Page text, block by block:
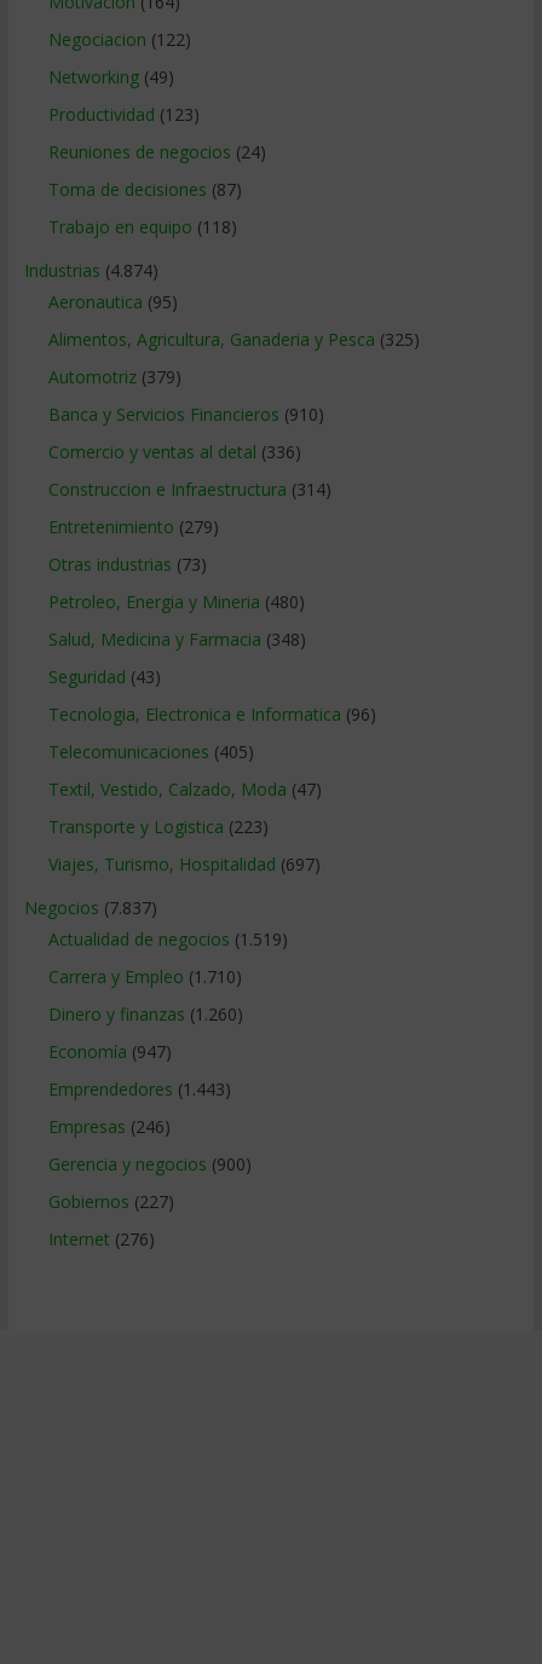
Negociacion (122)
Networking(49)
Productividad (123)
Reuniones de negocios (24)
Toma de decisiones (87)
Trabajo en equipo (118)
Industrias (4.874)
Aeronautica (95)
Alimentos, Agricultura, Ganaderia y Pesca (325)
Automotriz(379)
Banca y Servicios Financieros (910)
Comercio y ventas al detal (336)
Construccion e Infraestructura (314)
Entretenimiento (279)
Otras industrias (73)
Petroleo, Energia y Mineria (480)
Salud, Medicina y Farmacia (348)
Seguridad (43)
Tecnologia, Electronica e Informatica (96)
Telecomunicaciones (405)
Textil, Vestido, Calzado, Moda (47)
Transporte y Logistica (223)
Viajes, Turismo, Hospitalidad (697)
Negocios (7.837)
Actualidad de negocios (1.519)
Carrera y Empleo (1.710)
Dinero y finanzas (1.260)
Economía (947)
Emprendedores (1.443)
Empresas (246)
Gerencia y negocios (900)
Gobiernos (227)
Internet (276)